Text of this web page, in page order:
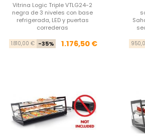
Vitrina Logic Triple VTLG24-2
negra de 3 niveles con base
refrigerada, LED y puertas
correderas
Precio base
1.810,00 € -35% Precio
1.176,50 €